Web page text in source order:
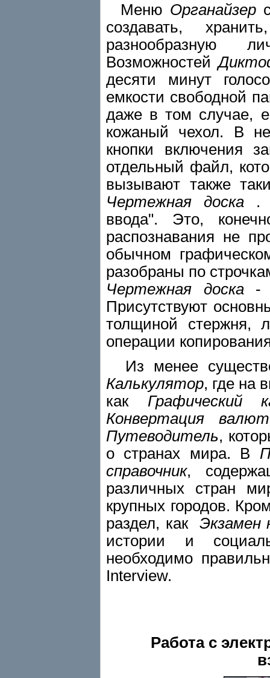
Меню Органайзер
создавать,
разнообразную
Возможностей
десяти минут
емкости свободной
даже в том случае,
кожаный чехол. В
кнопки включения
отдельный файл,
вызывают также
Чертежная доска.
ввода". Это,
распознавания не
обычном
разобраны по
Чертежная доска-
Присутствуют
толщиной стержня,
операции
Из менее
Калькулятор, где на
как Графический
Конвертация
Путеводитель,
о странах мира. В
справочник,
различных стран
крупных городов.
раздел, как Экзамен
истории и
необходимо
Interview.
Работа с